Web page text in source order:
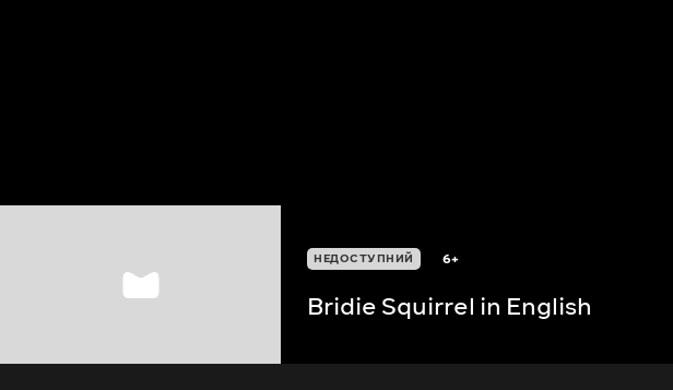
НЕДОСТУПНИЙ 6+
Bridie Squirrel in English